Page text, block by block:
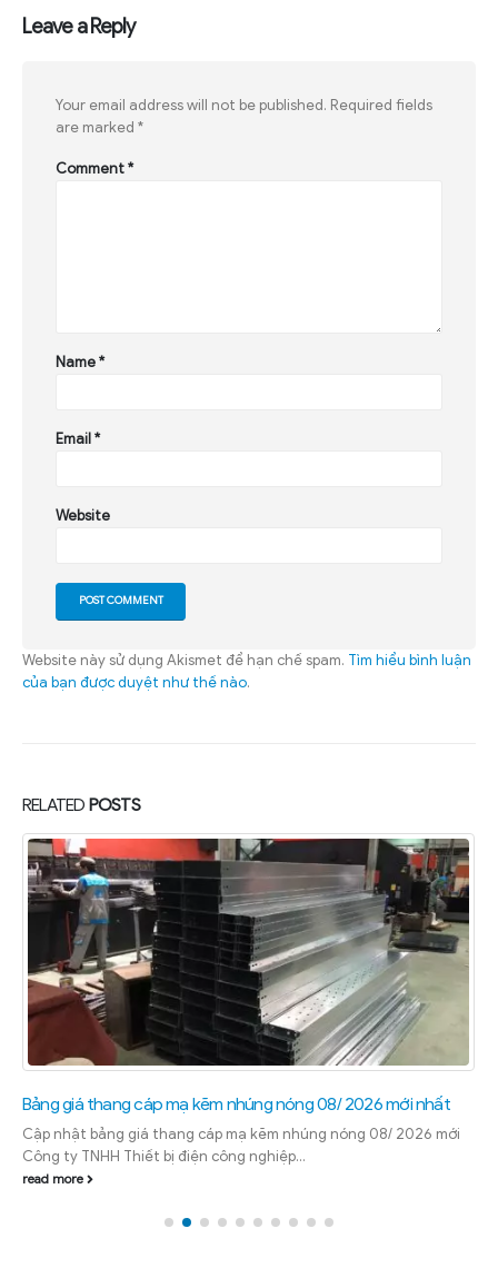
Leave a Reply
Your email address will not be published. Required fields
are marked *
Comment*
Name*
Email*
Website
Website này sử dụng Akismet để hạn chế spam. Tìm hiểu bình luận
của bạn được duyệt như thế nào.
RELATED POSTS
Bảng giá thang cáp mạ kẽm nhúng nóng 08/ 2026 mới nhất
Cập nhật bảng giá thang cáp mạ kẽm nhúng nóng 08/ 2026 mới
Công ty TNHH Thiết bị điện công nghiệp...
read more